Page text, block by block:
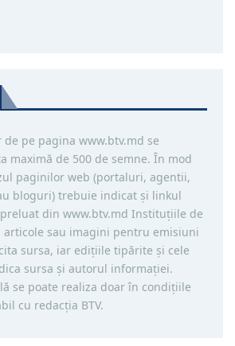
de pe pagina www.btv.md se
maximă de 500 de semne. În mod
paginilor web (portaluri, agentii,
bloguri) trebuie indicat şi linkul
din www.btv.md Instituţiile de
articole sau imagini pentru emisiuni
sursa, iar ediţiile tipărite și cele
sursa şi autorul informaţiei.
se poate realiza doar în condiţiile
cu redacţia BTV.